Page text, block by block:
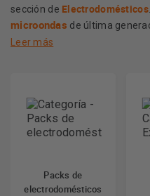
sección de Electrodomésticos
microondas de última
extractoras eficientes
producto
. Además,
para que equipes tu hogar
Casa del Electrodoméstico
Leer más
Packs de
electrodomésticos